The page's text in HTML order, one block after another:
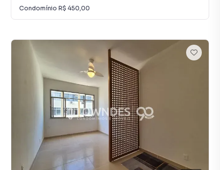
Condomínio R$ 450,00